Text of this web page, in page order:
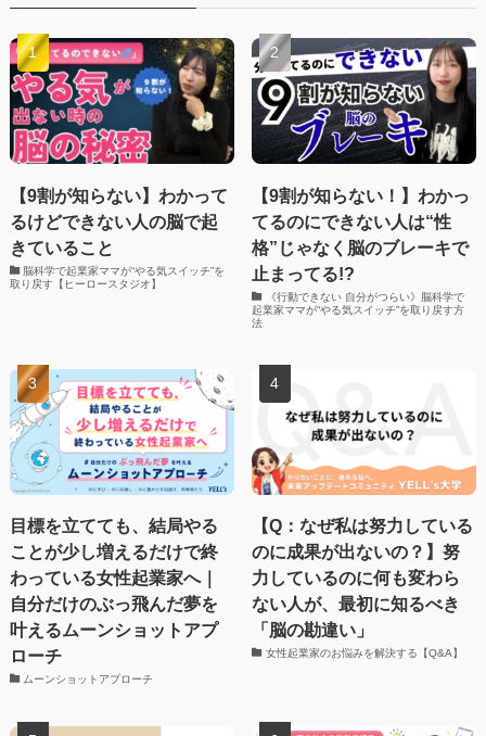
【9割が知らない】わかって
るけどできない人の脳で起
きていること
脳科学で起業家ママが“やる気スイッチ”を
取り戻す【ヒーロースタジオ】
【9割が知らない！】わかっ
てるのにできない人は“性
格”じゃなく脳のブレーキで
止まってる!?
《行動できない 自分がつらい》脳科学で
起業家ママが“やる気スイッチ”を取り戻す方
法
目標を立てても、結局やる
ことが少し増えるだけで終
わっている女性起業家へ｜
自分だけのぶっ飛んだ夢を
叶えるムーンショットアプ
ローチ
ムーンショットアプローチ
【Q：なぜ私は努力している
のに成果が出ないの？】努
力しているのに何も変わら
ない人が、最初に知るべき
「脳の勘違い」
女性起業家のお悩みを解決する【Q&A】